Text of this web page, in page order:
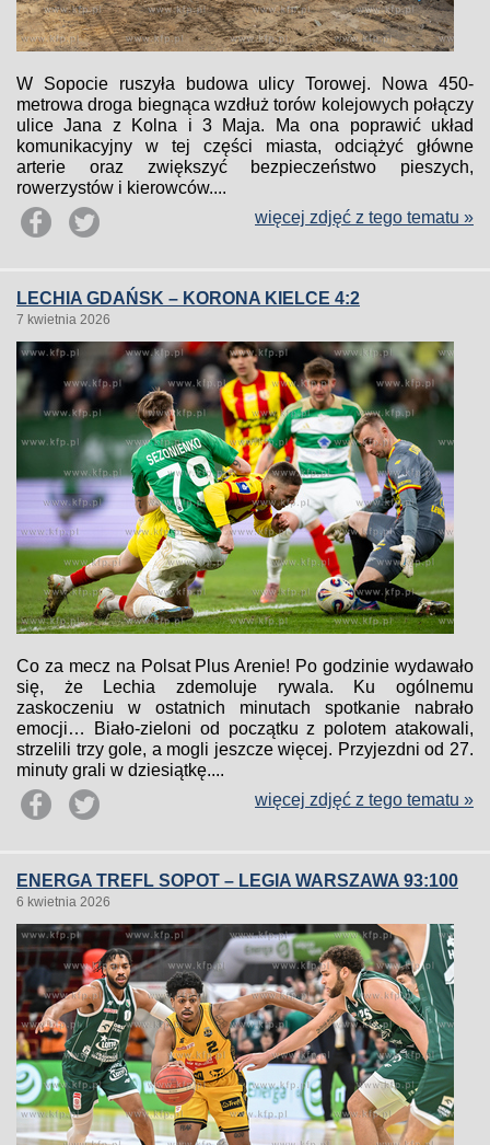
W Sopocie ruszyła budowa ulicy Torowej. Nowa 450-
metrowa droga biegnąca wzdłuż torów kolejowych połączy
ulice Jana z Kolna i 3 Maja. Ma ona poprawić układ
komunikacyjny w tej części miasta, odciążyć główne
arterie oraz zwiększyć bezpieczeństwo pieszych,
rowerzystów i kierowców....
więcej zdjęć z tego tematu »
LECHIA GDAŃSK – KORONA KIELCE 4:2
7 kwietnia 2026
Co za mecz na Polsat Plus Arenie! Po godzinie wydawało
się, że Lechia zdemoluje rywala. Ku ogólnemu
zaskoczeniu w ostatnich minutach spotkanie nabrało
emocji… Biało-zieloni od początku z polotem atakowali,
strzelili trzy gole, a mogli jeszcze więcej. Przyjezdni od 27.
minuty grali w dziesiątkę....
więcej zdjęć z tego tematu »
ENERGA TREFL SOPOT – LEGIA WARSZAWA 93:100
6 kwietnia 2026